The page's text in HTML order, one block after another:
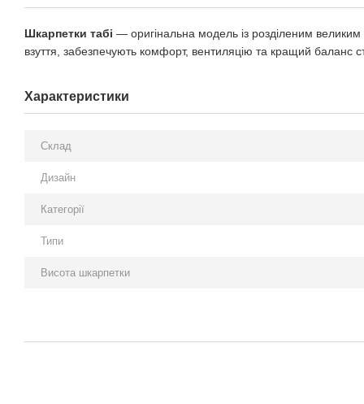
Шкарпетки табі — оригінальна модель із розділеним
взуття, забезпечують комфорт, вентиляцію та кращий баланс
Характеристики
Склад
Дизайн
Категорії
Типи
Висота шкарпетки